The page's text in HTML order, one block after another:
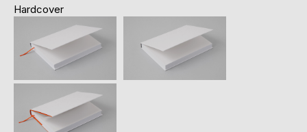
Hardcover